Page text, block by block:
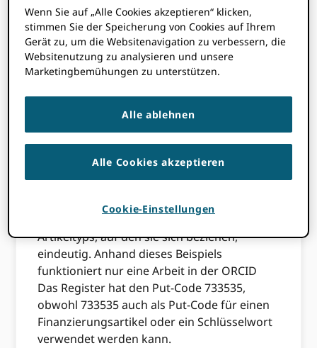
index="0">
Code eingeben
Code zugewiesen, der es eindeutig
identifiziert. Beim Lesen eines gesamten
Datensatzes oder Abschnitts kann der Put-
werden. WennAufrufen eines bestimmten
Code zur Identifizierung des Artikels
verwendet. Put-Codes sind innerhalb des
Artikeltyps, auf den sie sich beziehen,
eindeutig. Anhand dieses Beispiels
funktioniert nur eine Arbeit in der ORCID
Das Register hat den Put-Code 733535,
obwohl 733535 auch als Put-Code für einen
Finanzierungsartikel oder ein Schlüsselwort
verwendet werden kann.
Wenn Sie auf „Alle Cookies akzeptieren“ klicken,
stimmen Sie der Speicherung von Cookies auf Ihrem
Gerät zu, um die Websitenavigation zu verbessern, die
Websitenutzung zu analysieren und unsere
Marketingbemühungen zu unterstützen.
Alle ablehnen
Alle Cookies akzeptieren
Cookie-Einstellungen